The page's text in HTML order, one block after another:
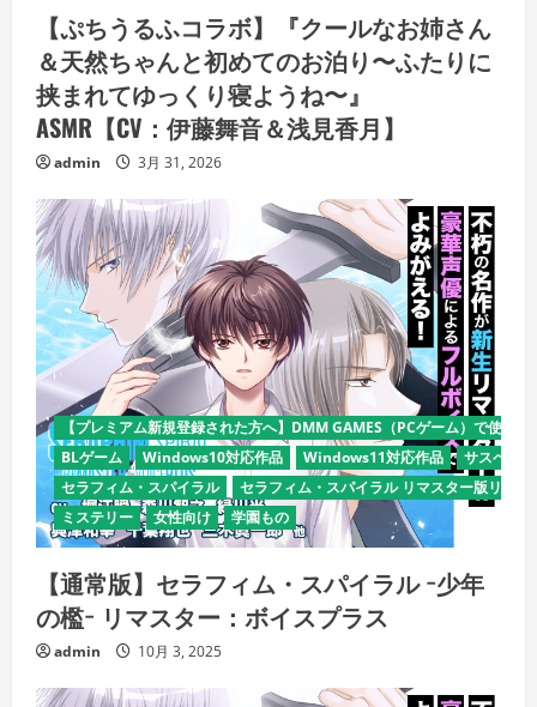
【ぷちうるふコラボ】『クールなお姉さん
＆天然ちゃんと初めてのお泊り〜ふたりに
挟まれてゆっくり寝ようね〜』
ASMR【CV：伊藤舞音＆浅見香月】
admin 3月 31, 2026
【プレミアム新規登録された方へ】DMM GAMES（PCゲーム）で使え
BLゲーム
Windows10対応作品 Windows11対応作品
サスペンス
セラフィム・スパイラル
セラフィム・スパイラル リマスター版リリ
ミステリー
女性向け 学園もの
【通常版】セラフィム・スパイラル −少年
の檻− リマスター：ボイスプラス
admin 10月 3, 2025